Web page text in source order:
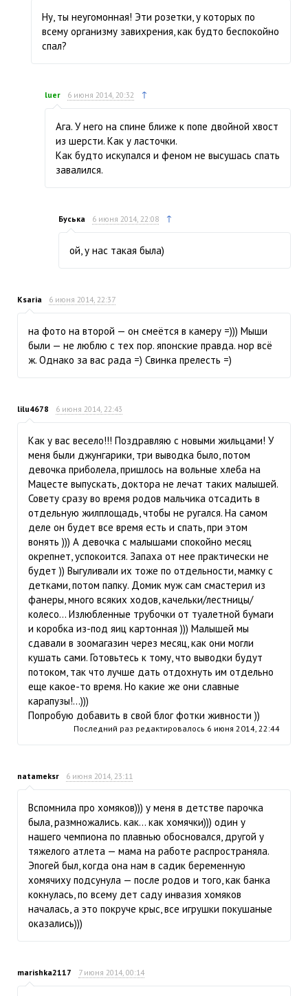
Ну, ты неугомонная! Эти розетки, у которых по
всему организму завихрения, как будто беспокойно
спал?
luer 6 июня 2014, 20:32 ↑
Ага. У него на спине ближе к попе двойной хвост
из шерсти. Как у ласточки.
Как будто искупался и феном не высушась спать
завалился.
Буська 6 июня 2014, 22:08 ↑
ой, у нас такая была)
Ksaria 6 июня 2014, 22:37
на фото на второй — он смеётся в камеру =))) Мыши
были — не люблю с тех пор. японские правда. нор всё
ж. Однако за вас рада =) Свинка прелесть =)
lilu4678 6 июня 2014, 22:43
Как у вас весело!!! Поздравляю с новыми жильцами! У
меня были джунгарики, три выводка было, потом
девочка приболела, пришлось на вольные хлеба на
Мацесте выпускать, доктора не лечат таких малышей.
Совету сразу во время родов мальчика отсадить в
отдельную жилплощадь, чтобы не ругался. На самом
деле он будет все время есть и спать, при этом
вонять ))) А девочка с малышами спокойно месяц
окрепнет, успокоится. Запаха от нее практически не
будет )) Выгуливали их тоже по отдельности, мамку с
детками, потом папку. Домик муж сам смастерил из
фанеры, много всяких ходов, качельки/лестницы/
колесо… Излюбленные трубочки от туалетной бумаги
и коробка из-под яиц картонная ))) Малышей мы
сдавали в зоомагазин через месяц, как они могли
кушать сами. Готовьтесь к тому, что выводки будут
потоком, так что лучше дать отдохнуть им отдельно
еще какое-то время. Но какие же они славные
карапузы!...)))
Попробую добавить в свой блог фотки живности ))
Последний раз редактировалось 6 июня 2014, 22:44
natameksr 6 июня 2014, 23:11
Вспомнила про хомяков))) у меня в детстве парочка
была, размножались. как… как хомячки))) один у
нашего чемпиона по плавнью обосновался, другой у
тяжелого атлета — мама на работе распространяла.
Эпогей был, когда она нам в садик беременную
хомячиху подсунула — после родов и того, как банка
кокнулась, по всему дет саду инвазия хомяков
началась, а это покруче крыс, все игрушки покушаные
оказались)))
marishka2117 7 июня 2014, 00:14